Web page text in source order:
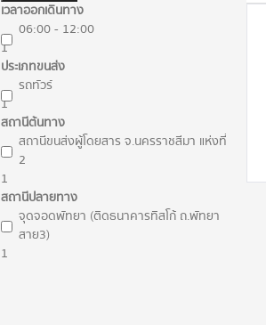
เวลาออกเดินทาง
06:00 - 12:00
1
ประเภทขนส่ง
รถทัวร์
1
สถานีต้นทาง
สถานีขนส่งผู้โดยสาร จ.นครราชสีมา แห่งที่
2
1
สถานีปลายทาง
จุดจอดพัทยา (ติดธนาคารทิสโก้ ถ.พัทยา
สาย3)
1